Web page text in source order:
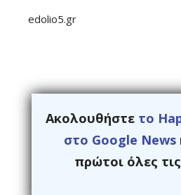
edolio5.gr
Ακολουθήστε το
στο Google News
πρώτοι όλες